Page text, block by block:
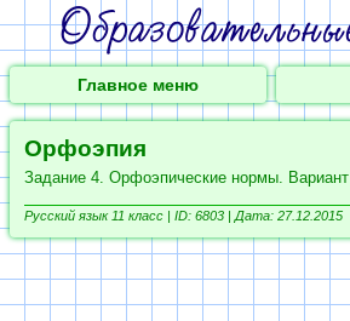
Главное меню
Орфоэпия
Задание 4. Орфоэпические нормы.
Русский язык 11 класс | ID: 6803 | Дата: 27.12.2015